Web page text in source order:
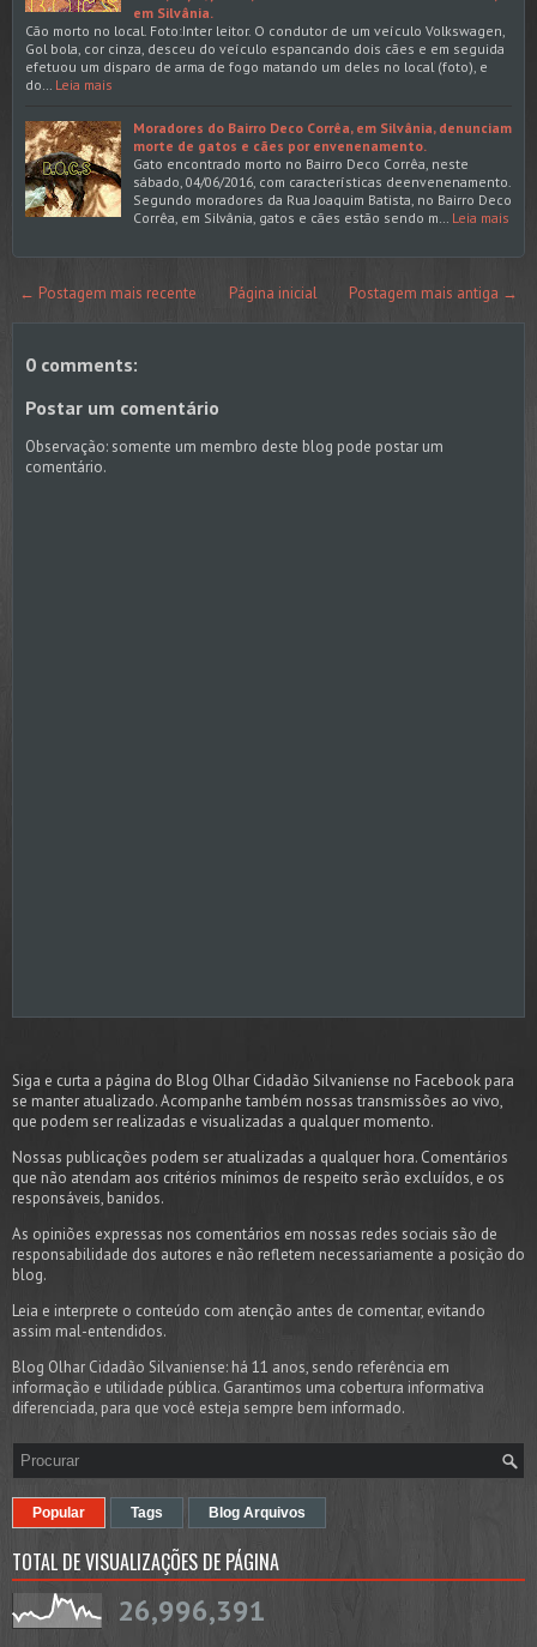
em Silvânia.
Cão morto no local. Foto:Inter leitor. O condutor de um veículo Volkswagen,
Gol bola, cor cinza, desceu do veículo espancando dois cães e em seguida
efetuou um disparo de arma de fogo matando um deles no local (foto), e
do…
Leia mais
Moradores do Bairro Deco Corrêa, em Silvânia, denunciam
morte de gatos e cães por envenenamento.
Gato encontrado morto no Bairro Deco Corrêa, neste
sábado, 04/06/2016, com características deenvenenamento.
Segundo moradores da Rua Joaquim Batista, no Bairro Deco
Corrêa, em Silvânia, gatos e cães estão sendo m…
Leia mais
← Postagem mais recente Postagem mais antiga →
Página inicial
0 comments:
Postar um comentário
Observação: somente um membro deste blog pode postar um
comentário.
Siga e curta a página do Blog Olhar Cidadão Silvaniense no Facebook para
se manter atualizado. Acompanhe também nossas transmissões ao vivo,
que podem ser realizadas e visualizadas a qualquer momento.
Nossas publicações podem ser atualizadas a qualquer hora. Comentários
que não atendam aos critérios mínimos de respeito serão excluídos, e os
responsáveis, banidos.
As opiniões expressas nos comentários em nossas redes sociais são de
responsabilidade dos autores e não refletem necessariamente a posição do
blog.
Leia e interprete o conteúdo com atenção antes de comentar, evitando
assim mal-entendidos.
Blog Olhar Cidadão Silvaniense: há 11 anos, sendo referência em
informação e utilidade pública. Garantimos uma cobertura informativa
diferenciada, para que você esteja sempre bem informado.
Popular Tags Blog Arquivos
TOTAL DE VISUALIZAÇÕES DE PÁGINA
26,996,391